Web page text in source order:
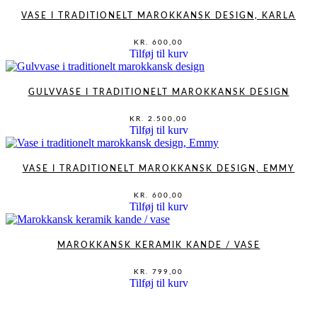
VASE I TRADITIONELT MAROKKANSK DESIGN, KARLA
KR. 600,00
Tilføj til kurv
GULVVASE I TRADITIONELT MAROKKANSK DESIGN
KR. 2.500,00
Tilføj til kurv
VASE I TRADITIONELT MAROKKANSK DESIGN, EMMY
KR. 600,00
Tilføj til kurv
MAROKKANSK KERAMIK KANDE / VASE
KR. 799,00
Tilføj til kurv